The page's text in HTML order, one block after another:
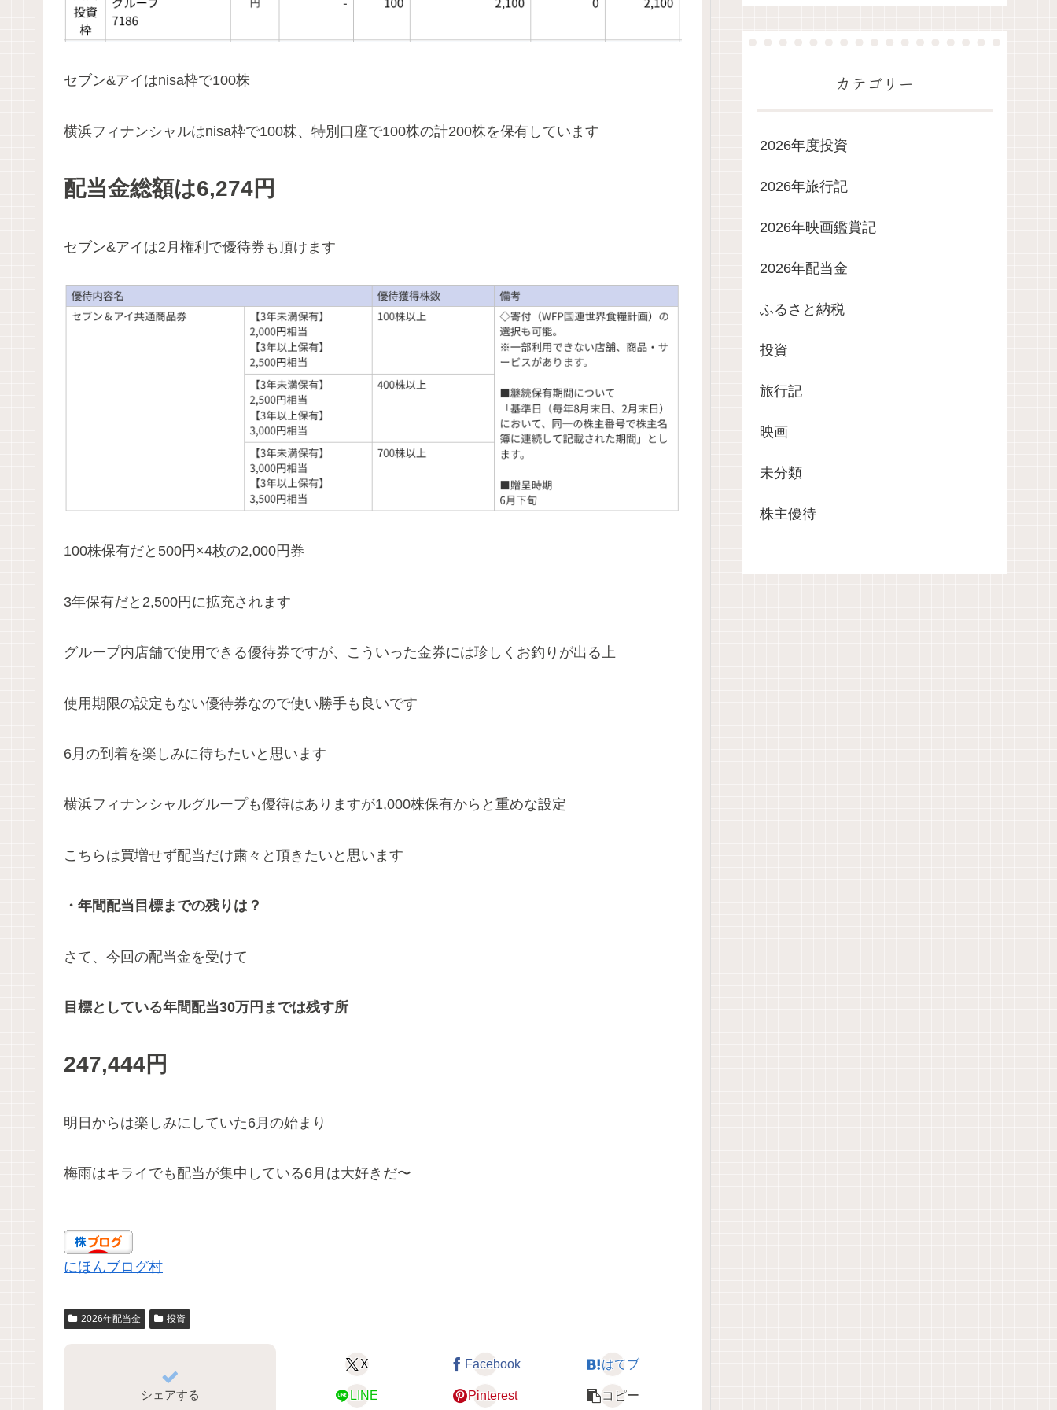
セブン&アイはnisa枠で100株
横浜フィナンシャルはnisa枠で100株、特別口座で100株の計200株を保有しています
配当金総額は6,274円
セブン&アイは2月権利で優待券も頂けます
100株保有だと500円×4枚の2,000円券
3年保有だと2,500円に拡充されます
グループ内店舗で使用できる優待券ですが、こういった金券には珍しくお釣りが出る上
使用期限の設定もない優待券なので使い勝手も良いです
6月の到着を楽しみに待ちたいと思います
横浜フィナンシャルグループも優待はありますが1,000株保有からと重めな設定
こちらは買増せず配当だけ粛々と頂きたいと思います
・年間配当目標までの残りは？
さて、今回の配当金を受けて
目標としている年間配当30万円までは残す所
247,444円
明日からは楽しみにしていた6月の始まり
梅雨はキライでも配当が集中している6月は大好きだ〜
にほんブログ村
2026年配当金 投資
シェアする
X Facebook はてブ
LINE Pinterest コピー
カテゴリー
2026年度投資
2026年旅行記
2026年映画鑑賞記
2026年配当金
ふるさと納税
投資
旅行記
映画
未分類
株主優待